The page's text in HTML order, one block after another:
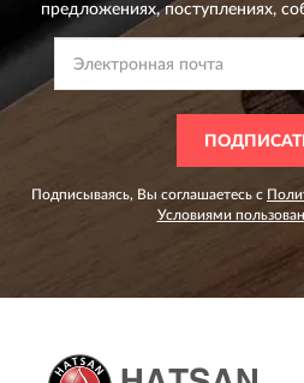
предложениях,поступлениях,
Подписываясь, Вы соглашаетесь с
Условиями